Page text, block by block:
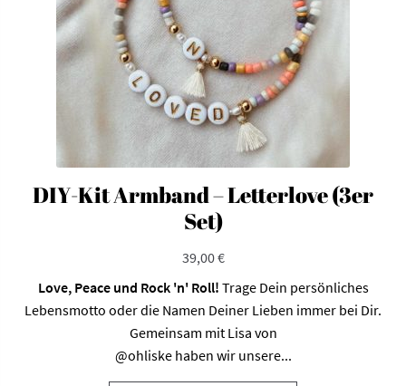
DIY-Kit Armband – Letterlove (3er
Set)
39,00€
Love, Peace und Rock 'n' Roll! Trage Dein persönliches
Lebensmotto oder die Namen Deiner Lieben immer bei Dir.
Gemeinsam mit Lisa von
@ohliskehaben wir unsere...